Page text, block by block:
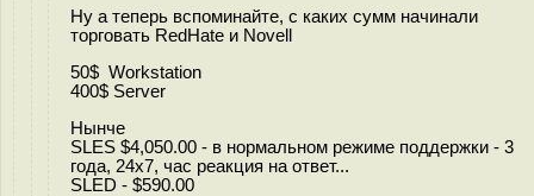
Ну а теперь вспоминайте, с каких сумм начинали
торговать RedHate и Novell
50$ Workstation
400$ Server
Нынче
SLES $4,050.00 - в нормальном режиме поддержки - 3
года, 24x7, час реакция на ответ...
SLED - $590.00